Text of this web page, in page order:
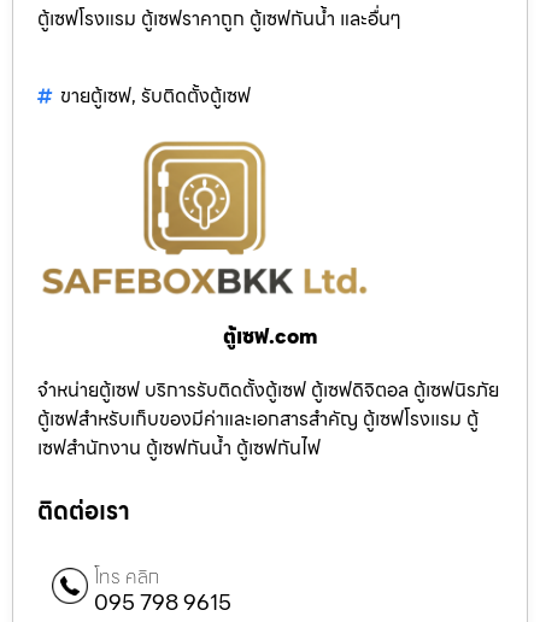
ตู้เซฟโรงแรม ตู้เซฟราคาถูก ตู้เซฟกันน้ำ และอื่นๆ
ขายตู้เซฟ, รับติดตั้งตู้เซฟ
ตู้เซฟ.com
จำหน่ายตู้เซฟ บริการรับติดตั้งตู้เซฟ ตู้เซฟดิจิตอล ตู้เซฟนิรภัย
ตู้เซฟสำหรับเก็บของมีค่าและเอกสารสำคัญ ตู้เซฟโรงแรม ตู้
เซฟสำนักงาน ตู้เซฟกันน้ำ ตู้เซฟกันไฟ
ติดต่อเรา
โทร คลิก
095 798 9615